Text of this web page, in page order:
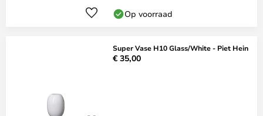
Op voorraad
Super Vase H10 Glass/White - Piet Hein
€ 35,00